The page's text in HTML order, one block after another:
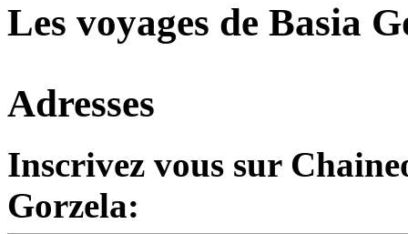
Les voyages de Basia
Adresses
Inscrivez vous sur
Gorzela: